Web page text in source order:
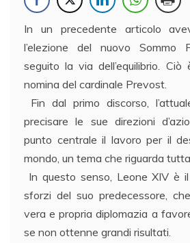
In un precedente articolo
l’elezione del nuovo Sommo
seguito la via dell’equilibrio.
nomina del cardinale Prevost.
Fin dal primo discorso,
precisare le sue direzioni
punto centrale il lavoro per il
mondo, un tema che riguarda tutta
In questo senso, Leone XIV è
sforzi del suo predecessore,
vera e propria diplomazia a
se non ottenne grandi risultati.